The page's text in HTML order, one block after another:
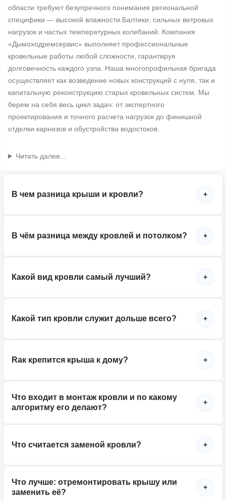
области требуют безупречного понимания региональной
специфики — высокой влажности Балтики, сильных ветровых
нагрузок и частых температурных колебаний. Компания
«Дымоходремсервис» выполняет профессиональные
кровельные работы любой сложности, гарантируя
долговечность каждого узла. Наша многопрофильная бригада
осуществляет как возведение новых конструкций с нуля, так и
капитальную реконструкцию старых кровельных систем. Мы
берем на себя весь цикл задач: от экспертного
проектирования и точного расчета нагрузок до финишной
отделки карнизов и обустройства водостоков.
Читать далее...
В чем разница крыши и кровли? +
В чём разница между кровлей и потолком? +
Какой вид кровли самый лучший? +
Какой тип кровли служит дольше всего? +
Rак крепится крыша к дому? +
Что входит в монтаж кровли и по какому
алгоритму его делают?
+
Что считается заменой кровли? +
Что лучше: отремонтировать крышу или
заменить её?
+